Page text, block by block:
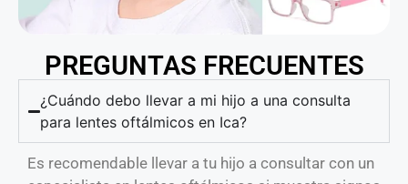
PREGUNTAS FRECUENTES
¿Cuándo debo llevar a mi hijo a una consulta
para lentes oftálmicos en Ica?
Es recomendable llevar a tu hijo a consultar con un